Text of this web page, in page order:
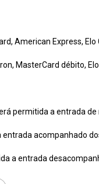
American Express, Elo
MasterCard débito,
permitida a entrada de
acompanhado
a entrada